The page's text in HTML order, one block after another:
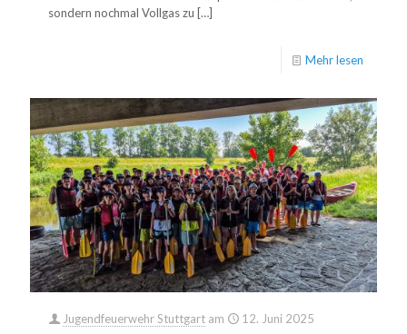
sondern nochmal Vollgas zu […]
Mehr lesen
Jugendfeuerwehr Stuttgart am 12. Juni 2025